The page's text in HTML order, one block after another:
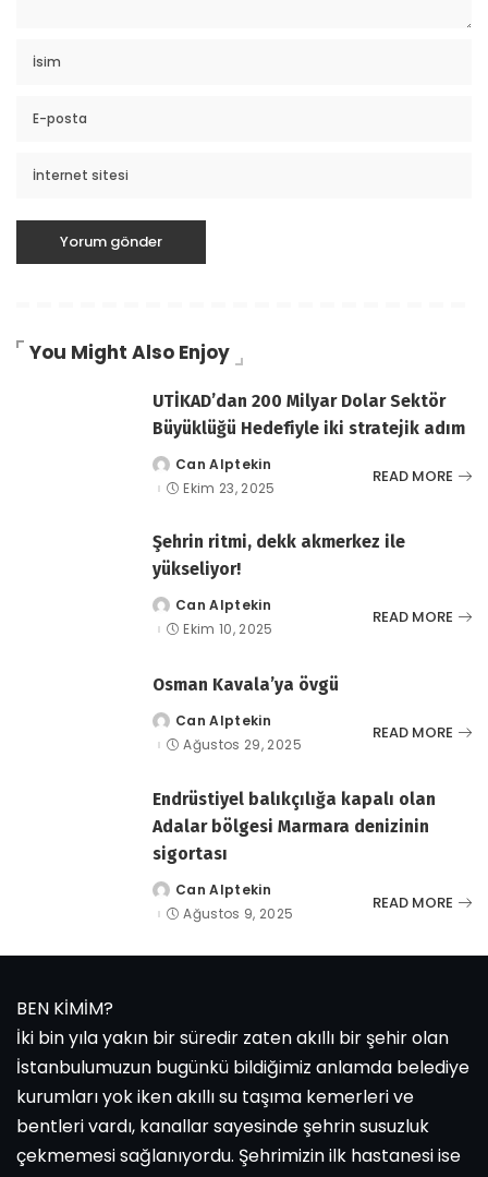
You Might Also Enjoy
UTİKAD’dan 200 Milyar Dolar Sektör
Büyüklüğü Hedefiyle iki stratejik adım
tarafından
gönderildi
Can Alptekin
Ekim 23, 2025
READ MORE
Şehrin ritmi, dekk akmerkez ile
yükseliyor!
tarafından
gönderildi
Can Alptekin
Ekim 10, 2025
READ MORE
Osman Kavala’ya övgü
tarafından
gönderildi
Can Alptekin
Ağustos 29, 2025
READ MORE
Endrüstiyel balıkçılığa kapalı olan
Adalar bölgesi Marmara denizinin
sigortası
tarafından
gönderildi
Can Alptekin
Ağustos 9, 2025
READ MORE
BEN KİMİM?
İki bin yıla yakın bir süredir zaten akıllı bir şehir olan
İstanbulumuzun bugünkü bildiğimiz anlamda belediye
kurumları yok iken akıllı su taşıma kemerleri ve
bentleri vardı, kanallar sayesinde şehrin susuzluk
çekmemesi sağlanıyordu. Şehrimizin ilk hastanesi ise